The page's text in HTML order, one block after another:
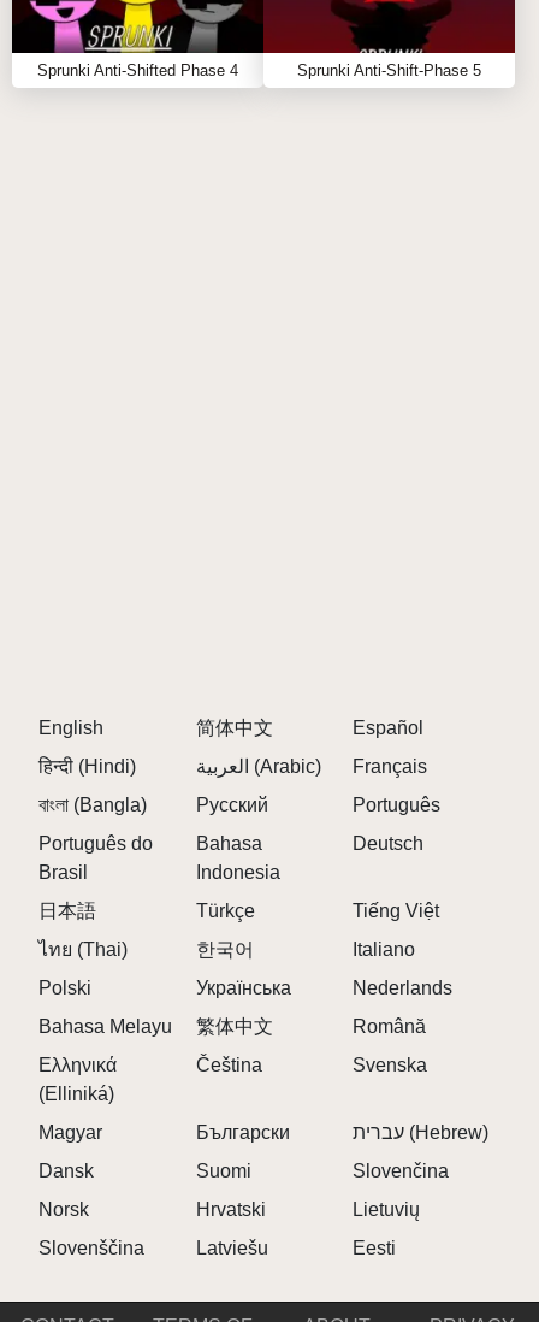
die Figur auf der Bühne, um ihn zu entfernen. Sie
können auch die drei präzisen Steuerungssymbole
unter jedem Charakter verwenden, um Stumm
einfach jedes Symbol.
Achten Sie auf die „Kernresonanz“, die auftritt,
wenn bestimmte Elementarkünstler interagieren.
\r\n
Diese Version belohnt Spieler, die nach „Primal
Echoes“ suchen, geheimen High-Fidelity-Klängen,
durchschnittlicher Sprunky Beat 💎.
\r\n
\r\n
WARUM SPRUNKI ANTI-SHIFTED PHASE 4
AUF SPRUNKY.ORG SPIELEN?
\r\n
Sprunky.org is the premier destination for fans of
Sprunki games. Wir hosten eine riesige Bibliothek mit
Sprunki Mods hinzugefügt werden! Unsere Plattform
Sprunki Anti-Shifted Phase 4 Sprunki Anti-Shift-Phase 5
English 简体中文
Español
हिन्दी (Hindi)
العربية (Arabic)
Français
বাংলা (Bangla)
Русский
Português
Português do
Brasil
Bahasa
Indonesia
Deutsch
日本語 Türkçe
Tiếng Việt
ไทย (Thai)
한국어
Italiano
Polski
Українська
Nederlands
Bahasa Melayu
繁体中文
Română
Ελληνικά
(Elliniká)
Čeština Svenska
Magyar Български
עברית (Hebrew)
Dansk
Suomi
Slovenčina
Norsk
Hrvatski
Lietuvių
Slovenščina
Latviešu Eesti